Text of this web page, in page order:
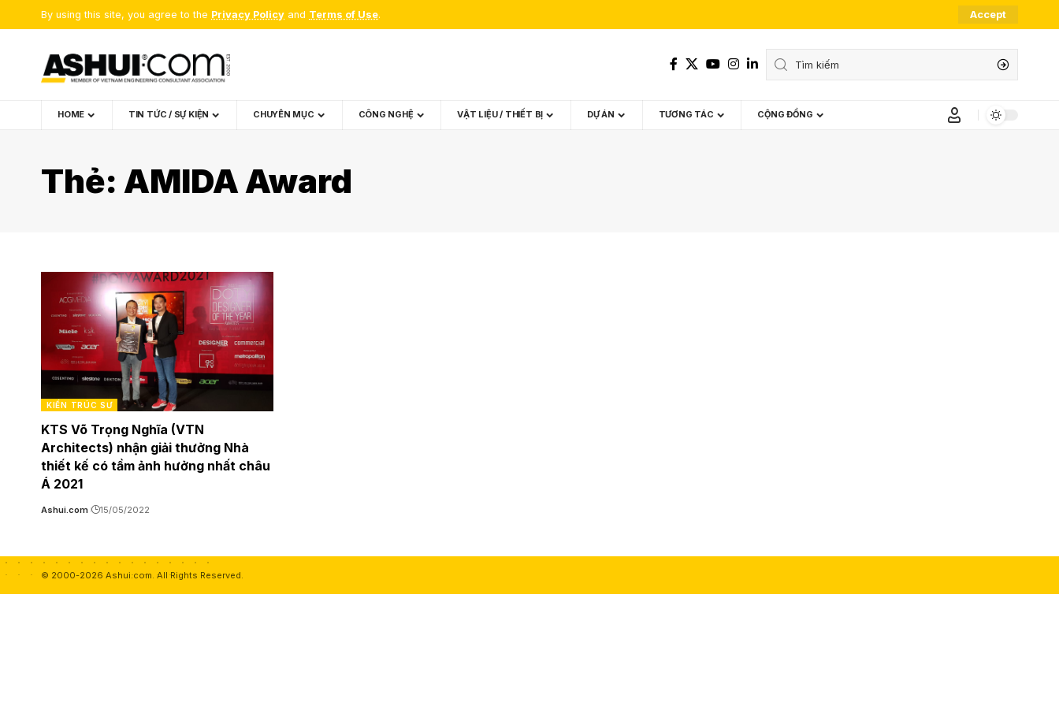
By using this site, you agree to the Privacy Policy and Terms of Use. Accept
HOME TIN TỨC / SỰ KIỆN CHUYÊN MỤC CÔNG NGHỆ VẬT LIỆU / THIẾT BỊ DỰ ÁN TƯƠNG TÁC CỘNG ĐỒNG
Thẻ: AMIDA Award
KIẾN TRÚC SƯ
KTS Võ Trọng Nghĩa (VTN
Architects) nhận giải thưởng Nhà
thiết kế có tầm ảnh hưởng nhất châu
Á 2021
Ashui.com 15/05/2022
© 2000-2026 Ashui.com. All Rights Reserved.